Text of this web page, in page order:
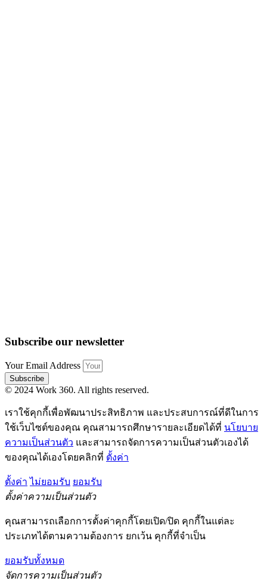
Subscribe our newsletter
Your Email Address
Subscribe
© 2024 Work 360. All rights reserved.
เราใช้คุกกี้เพื่อพัฒนาประสิทธิภาพ และประสบการณ์ที่ดีในการ
ใช้เว็บไซต์ของคุณ คุณสามารถศึกษารายละเอียดได้ที่ นโยบาย
ความเป็นส่วนตัว และสามารถจัดการความเป็นส่วนตัวเองได้
ของคุณได้เองโดยคลิกที่ ตั้งค่า
ตั้งค่า ไม่ยอมรับ ยอมรับ
ตั้งค่าความเป็นส่วนตัว
คุณสามารถเลือกการตั้งค่าคุกกี้โดยเปิด/ปิด คุกกี้ในแต่ละ
ประเภทได้ตามความต้องการ ยกเว้น คุกกี้ที่จำเป็น
ยอมรับทั้งหมด
จัดการความเป็นส่วนตัว